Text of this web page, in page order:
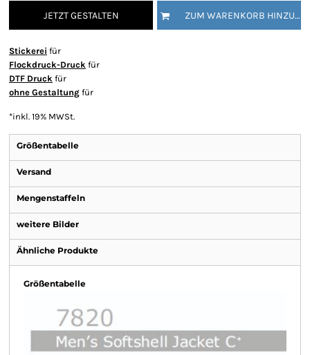
JETZT GESTALTEN ZUM WARENKORB HINZUFÜGEN
Stickerei für
Flockdruck-Druck für
DTF Druck für
ohne Gestaltung für
*inkl. 19% MWSt.
Größentabelle
Versand
Mengenstaffeln
weitere Bilder
Ähnliche Produkte
Größentabelle